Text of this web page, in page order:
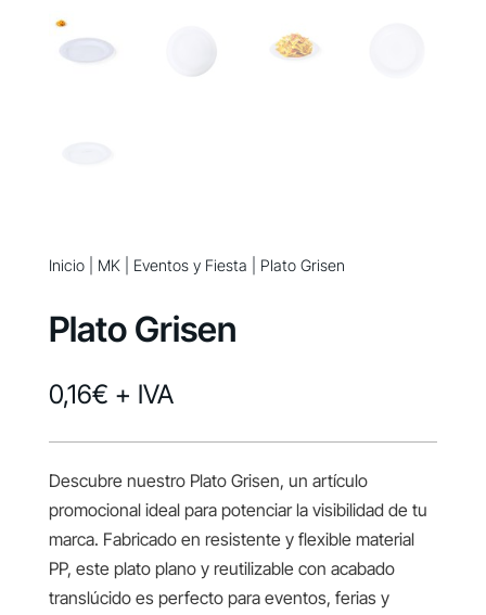
Inicio| MK| Eventos y Fiesta | Plato Grisen
Plato Grisen
0,16€ + IVA
Descubre nuestro Plato Grisen, un artículo
promocional ideal para potenciar la visibilidad de tu
marca. Fabricado en resistente y flexible material
PP, este plato plano y reutilizable con acabado
translúcido es perfecto para eventos, ferias y